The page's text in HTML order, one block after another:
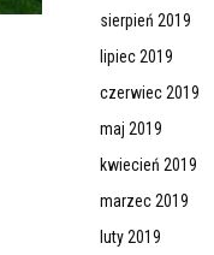
sierpień 2019
lipiec 2019
czerwiec 2019
maj 2019
kwiecień 2019
marzec 2019
luty 2019